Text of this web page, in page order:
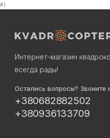
#}
Интернет-магазин
всегда рады!
Остались вопросы? Звоните
+380682882502
+380936133709